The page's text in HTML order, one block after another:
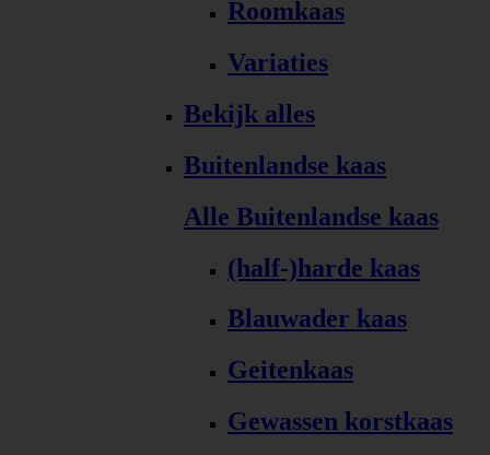
Roomkaas
Variaties
Bekijk alles
Buitenlandse kaas
Alle Buitenlandse kaas
(half-)harde kaas
Blauwader kaas
Geitenkaas
Gewassen korstkaas